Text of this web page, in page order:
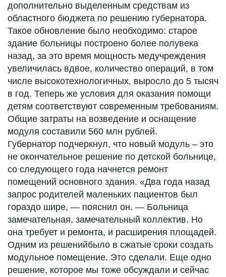
дополнительно выделенным средствам из
областного бюджета по решению губернатора.
Такое обновление было необходимо: старое
здание больницы построено более полувека
назад, за это время мощность медучреждения
увеличилась вдвое, количество операций, в том
числе высокотехнологичных, выросло до 5 тысяч
в год. Теперь же условия для оказания помощи
детям соответствуют современным требованиям.
Общие затраты на возведение и оснащение
модуля составили 560 млн рублей.
Губернатор подчеркнул, что новый модуль – это
не окончательное решение по детской больнице,
со следующего года начнется ремонт
помещений основного здания. «Два года назад
запрос родителей маленьких пациентов был
гораздо шире, — пояснил он. — Больница
замечательная, замечательный коллектив. Но
она требует и ремонта, и расширения площадей.
Одним из решенийбыло в сжатые сроки создать
модульное помещение. Это сделали. Еще одно
решение, которое мы тоже обсуждали и сейчас